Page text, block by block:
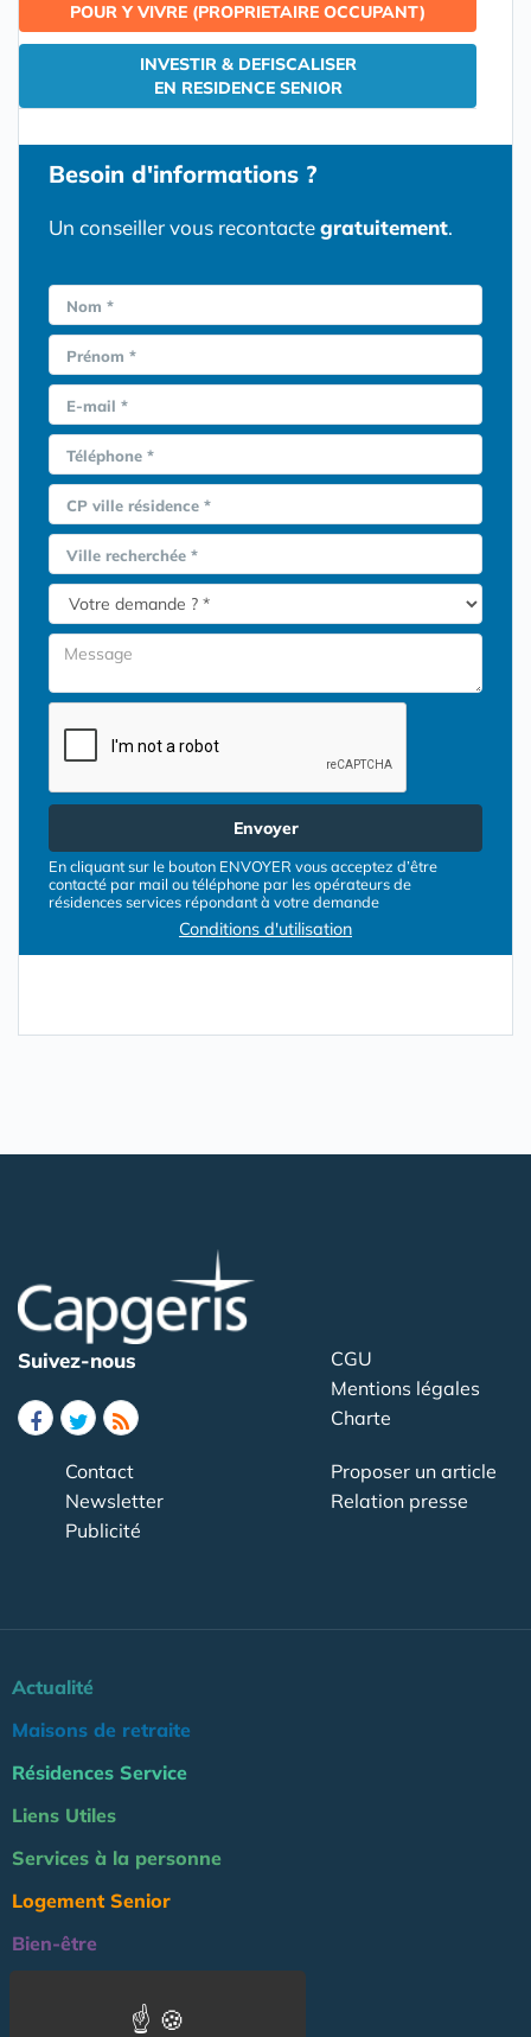
POUR Y VIVRE (PROPRIETAIRE OCCUPANT)
INVESTIR & DEFISCALISER
EN RESIDENCE SENIOR
Besoin d'informations ?
Un conseiller vous recontactegratuitement.
Nom *
Prénom *
E-mail *
Téléphone *
CP ville résidence *
Ville recherchée *
Envoyer
En cliquant sur le bouton ENVOYER vous acceptez d’être
contacté par mail ou téléphone par les opérateurs de
résidences services répondant à votre demande
Conditions d'utilisation
Suivez-nous
CGU
Mentions légales
Charte
Contact
Newsletter
Publicité
Proposer un article
Relation presse
Actualité
Maisons de retraite
Résidences Service
Liens Utiles
Services à la personne
Logement Senior
Bien-être
Professionnels